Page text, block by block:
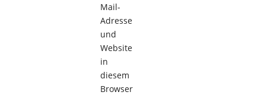
Mail-
Adresse
und
Website
in
diesem
Browser